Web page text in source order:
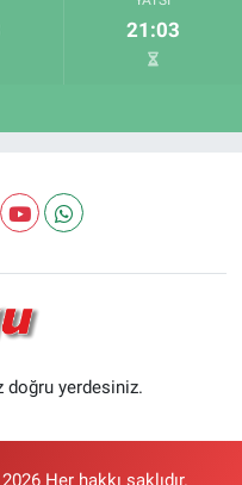
21:03
doğru yerdesiniz.
Her hakkı saklıdır.